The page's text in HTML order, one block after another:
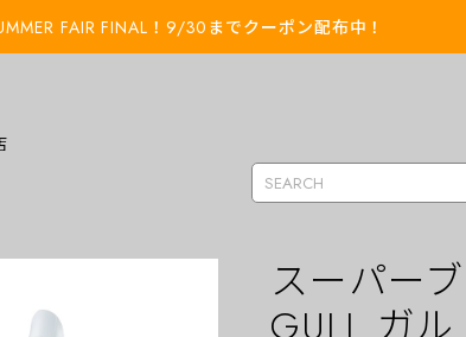
FAIR FINAL！9/30までクーポン配布中！
スーパー